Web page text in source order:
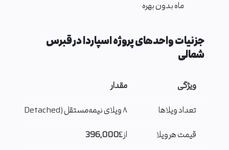
ماه بدون بهره
جزئیات واحدهای پروژه اسپاردا در قبرس
شمالی
ویژگی
مقدار
تعداد ویلاها
۸ ویلای نیمه‌مستقل (Semi-Detached)
قیمت هر ویلا
از£396,000